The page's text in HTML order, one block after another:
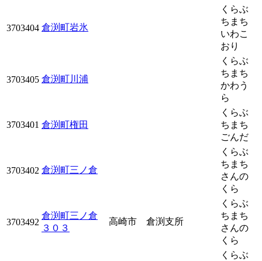
3703404 倉渕町岩氷
くらぶ
ちまち
いわこ
おり
3703405 倉渕町川浦
くらぶ
ちまち
かわう
ら
3703401 倉渕町権田
くらぶ
ちまち
ごんだ
3703402 倉渕町三ノ倉
くらぶ
ちまち
さんの
くら
3703492
倉渕町三ノ倉
３０３
高崎市 倉渕支所
くらぶ
ちまち
さんの
くら
くらぶ